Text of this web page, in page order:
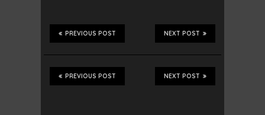
NEXT POST
PREVIOUS POST
NEXT POST
PREVIOUS POST